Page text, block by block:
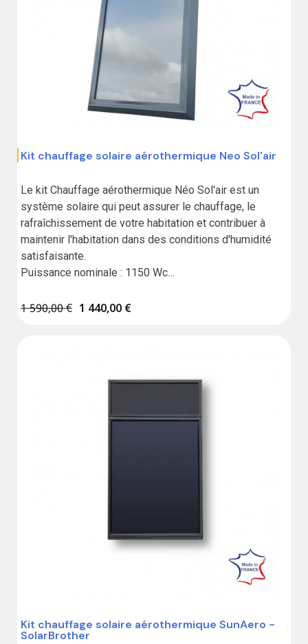
€ Kit chauffage solaire aérothermique Neo Sol'air
Le kit Chauffage aérothermique Néo Sol'air est un
système solaire qui peut assurer le chauffage, le
rafraîchissement de votre habitation et contribuer à
maintenir l'habitation dans des conditions d'humidité
satisfaisante.
Puissance nominale : 1150 Wc
Fabrication française
1 590,00 € 1 440,00 €
Kit chauffage solaire aérothermique SunAero -
SolarBrother